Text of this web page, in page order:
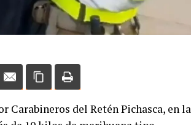
del Retén Pichasca, en la